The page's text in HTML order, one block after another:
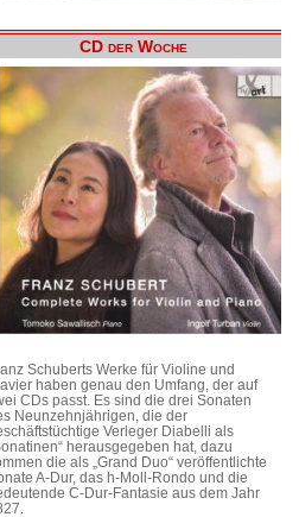
CD der Woche
Schuberts Werke für Violine und
haben genau den Umfang, der auf
CDs passt. Es sind die drei Sonaten
Neunzehnjährigen, die der
Verleger Diabelli als
herausgegeben hat, dazu
die als „Grand Duo“ veröffentlichte
A-Dur, das h-Moll-Rondo und die
C-Dur-Fantasie aus dem Jahr